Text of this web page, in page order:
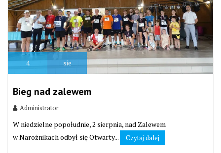
4 sie
Bieg nad zalewem
Administrator
W niedzielne popołudnie, 2 sierpnia, nad Zalewem
w Narożnikach odbył się Otwarty...
Czytaj dalej